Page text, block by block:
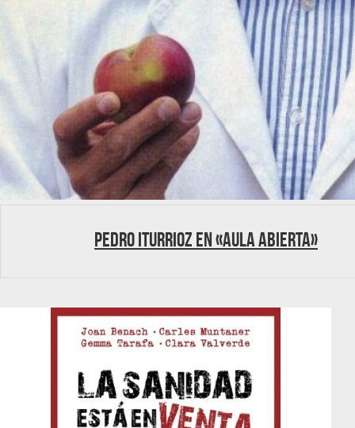
Pedro Iturrioz en «Aula abierta»